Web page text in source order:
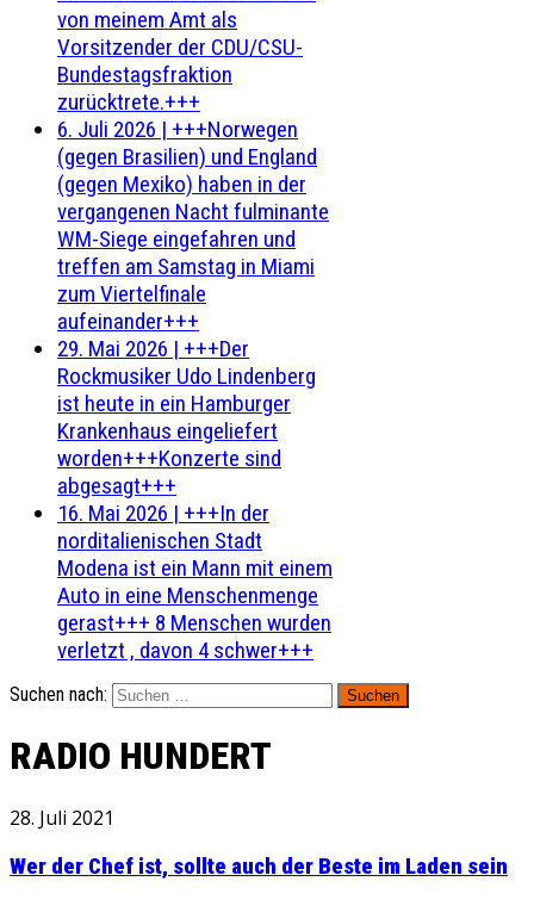
von meinem Amt als
Vorsitzender der CDU/CSU-
Bundestagsfraktion
zurücktrete.+++
6. Juli 2026 | +++Norwegen
(gegen Brasilien) und England
(gegen Mexiko) haben in der
vergangenen Nacht fulminante
WM-Siege eingefahren und
treffen am Samstag in Miami
zum Viertelfinale
aufeinander+++
29. Mai 2026 | +++Der
Rockmusiker Udo Lindenberg
ist heute in ein Hamburger
Krankenhaus eingeliefert
worden+++Konzerte sind
abgesagt+++
16. Mai 2026 | +++In der
norditalienischen Stadt
Modena ist ein Mann mit einem
Auto in eine Menschenmenge
gerast+++ 8 Menschen wurden
verletzt , davon 4 schwer+++
Suchen nach:
RADIO HUNDERT
28. Juli 2021
Wer der Chef ist, sollte auch der Beste im Laden sein